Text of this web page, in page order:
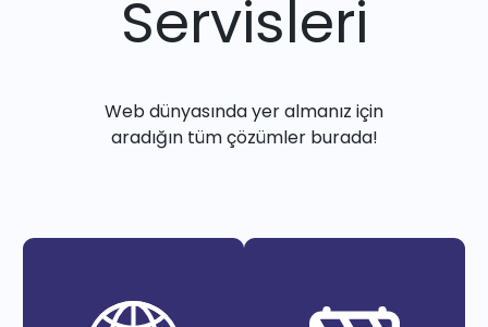
Servisleri
Web dünyasında yer almanız için
aradığın tüm çözümler burada!